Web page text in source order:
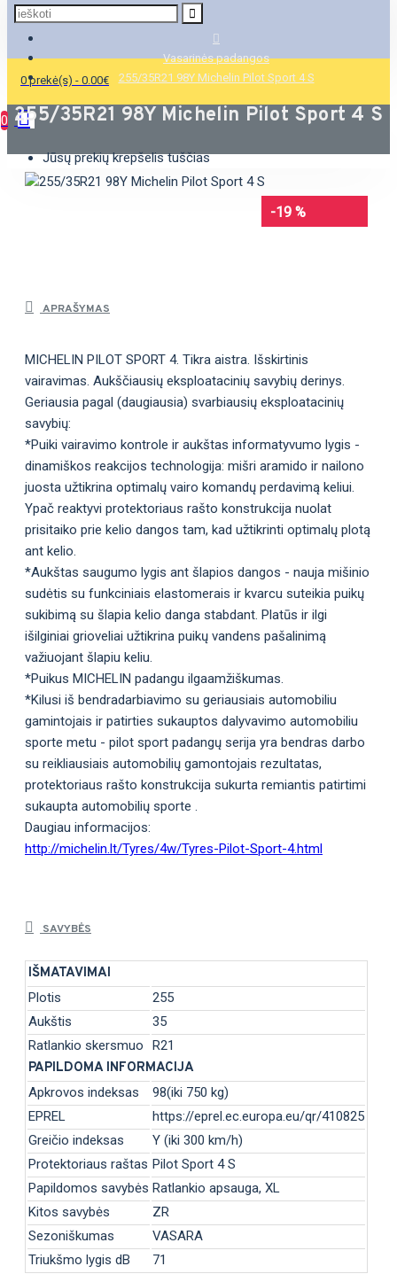
0 prekė(s) - 0.00€
0
Jūsų prekių krepšelis tuščias
Vasarinės padangos
255/35R21 98Y Michelin Pilot Sport 4 S
255/35R21 98Y Michelin Pilot Sport 4 S
-19 %
APRAŠYMAS
MICHELIN PILOT SPORT 4. Tikra aistra. Išskirtinis
vairavimas. Aukščiausių eksploatacinių savybių derinys.
Geriausia pagal (daugiausia) svarbiausių eksploatacinių
savybių:
*Puiki vairavimo kontrole ir aukštas informatyvumo lygis -
dinamiškos reakcijos technologija: mišri aramido ir nailono
juosta užtikrina optimalų vairo komandų perdavimą keliui.
Ypač reaktyvi protektoriaus rašto konstrukcija nuolat
prisitaiko prie kelio dangos tam, kad užtikrinti optimalų plotą
ant kelio.
*Aukštas saugumo lygis ant šlapios dangos - nauja mišinio
sudėtis su funkciniais elastomerais ir kvarcu suteikia puikų
sukibimą su šlapia kelio danga stabdant. Platūs ir ilgi
išilginiai grioveliai užtikrina puikų vandens pašalinimą
važiuojant šlapiu keliu.
*Puikus MICHELIN padangu ilgaamžiškumas.
*Kilusi iš bendradarbiavimo su geriausiais automobiliu
gamintojais ir patirties sukauptos dalyvavimo automobiliu
sporte metu - pilot sport padangų serija yra bendras darbo
su reikliausiais automobilių gamontojais rezultatas,
protektoriaus rašto konstrukcija sukurta remiantis patirtimi
sukaupta automobilių sporte .
Daugiau informacijos:
http://michelin.lt/Tyres/4w/Tyres-Pilot-Sport-4.html
SAVYBĖS
IŠMATAVIMAI
Plotis
255
Aukštis
35
Ratlankio skersmuo
R21
PAPILDOMA INFORMACIJA
Apkrovos indeksas
98(iki 750 kg)
EPREL
https://eprel.ec.europa.eu/qr/410825
Greičio indeksas
Y (iki 300 km/h)
Protektoriaus raštas Pilot Sport 4 S
Papildomos savybės Ratlankio apsauga, XL
Kitos savybės
ZR
Sezoniškumas
VASARA
Triukšmo lygis dB
71